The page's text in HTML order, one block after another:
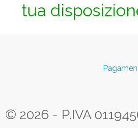
tua
© 2026 - P.IVA